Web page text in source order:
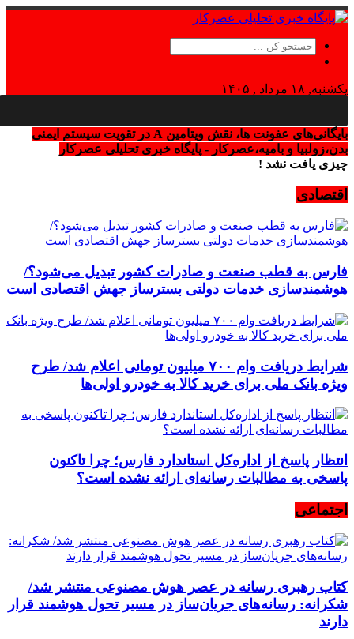
یکشنبه, ۱۸ مرداد , ۱۴۰۵
بایگانی‌های عفونت ها، نقش ویتامین A در تقویت سیستم ایمنی
بدن،زولبیا و بامیه،عصرکار - پایگاه خبری تحلیلی عصرکار
چیزی یافت نشد !
اقتصادی
فارس به قطب صنعت و صادرات کشور تبدیل می‌شود؟/
هوشمندسازی خدمات دولتی بسترساز جهش اقتصادی است
شرایط دریافت وام ۷۰۰ میلیون تومانی اعلام شد/ طرح
ویژه بانک ملی برای خرید کالا به خودرو اولی‌ها
انتظار پاسخ از اداره‌کل استاندارد فارس؛ چرا تاکنون
پاسخی به مطالبات رسانه‌ای ارائه نشده است؟
اجتماعی
کتاب رهبری رسانه در عصر هوش مصنوعی منتشر شد/
شکرانه: رسانه‌های جریان‌ساز در مسیر تحول هوشمند قرار
دارند